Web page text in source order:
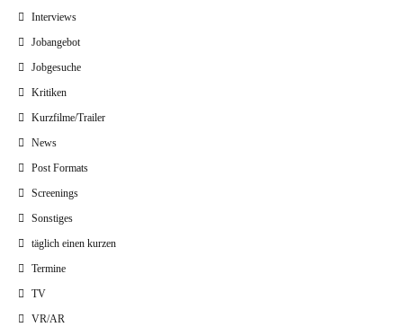
Interviews
Jobangebot
Jobgesuche
Kritiken
Kurzfilme/Trailer
News
Post Formats
Screenings
Sonstiges
täglich einen kurzen
Termine
TV
VR/AR